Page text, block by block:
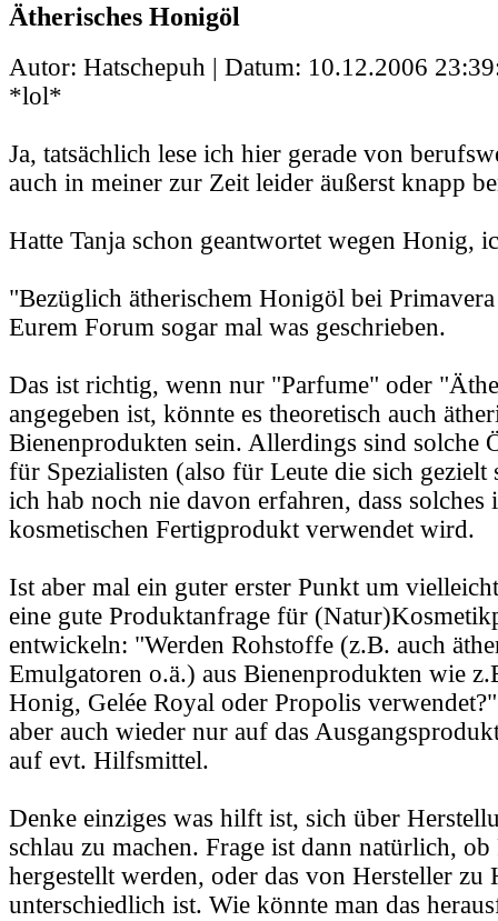
Ätherisches Honigöl
Autor: Hatschepuh | Datum: 10.12.2006
*lol*
Ja, tatsächlich lese ich hier gerade von
auch in meiner zur Zeit leider äußerst knapp
Hatte Tanja schon geantwortet wegen Honig,
"Bezüglich ätherischem Honigöl bei
Eurem Forum sogar mal was geschrieben.
Das ist richtig, wenn nur "Parfume" oder
angegeben ist, könnte es theoretisch auch
Bienenprodukten sein. Allerdings sind solche
für Spezialisten (also für Leute die sich gezielt
ich hab noch nie davon erfahren, dass solches
kosmetischen Fertigprodukt verwendet wird.
Ist aber mal ein guter erster Punkt um
eine gute Produktanfrage für
entwickeln: "Werden Rohstoffe (z.B. auch
Emulgatoren o.ä.) aus Bienenprodukten wie
Honig, Gelée Royal oder Propolis
aber auch wieder nur auf das
auf evt. Hilfsmittel.
Denke einziges was hilft ist, sich über
schlau zu machen. Frage ist dann natürlich,
hergestellt werden, oder das von Hersteller zu
unterschiedlich ist. Wie könnte man das